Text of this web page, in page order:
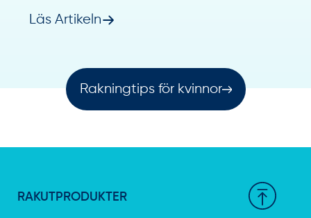
Läs Artikeln
Rakningtips för kvinnor
RAKUTPRODUKTER